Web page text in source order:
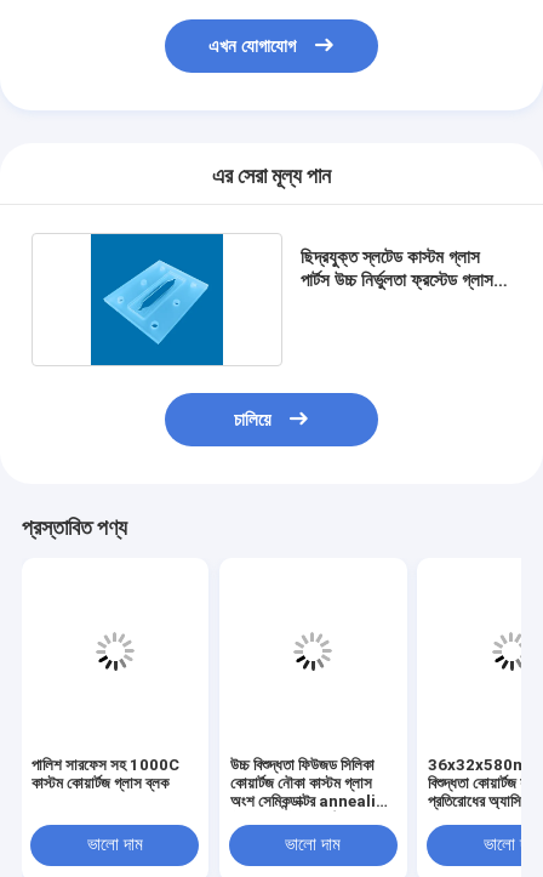
এখন যোগাযোগ
এর সেরা মূল্য পান
ছিদ্রযুক্ত স্লটেড কাস্টম গ্লাস
পার্টস উচ্চ নির্ভুলতা ফ্রস্টেড গ্লাস
চালিয়ে
প্রস্তাবিত পণ্য
পালিশ সারফেস সহ 1000C
কাস্টম কোয়ার্টজ গ্লাস ব্লক
ভালো দাম
উচ্চ বিশুদ্ধতা ফিউজড সিলিকা
কোয়ার্টজ নৌকা কাস্টম গ্লাস
অংশ সেমিকন্ডাক্টর annealing
ভালো দাম
36x32x580mm
বিশুদ্ধতা কোয়ার্টজ
প্রতিরোধের অ্যাসিড
ভালো দাম